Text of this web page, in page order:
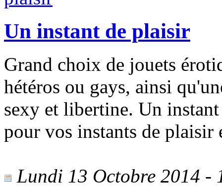
Un instant de plaisir
Grand choix de jouets
hétéros ou gays, ainsi
sexy et libertine. Un
pour vos instants de plaisir
Lundi 13 Octobre 2014 -